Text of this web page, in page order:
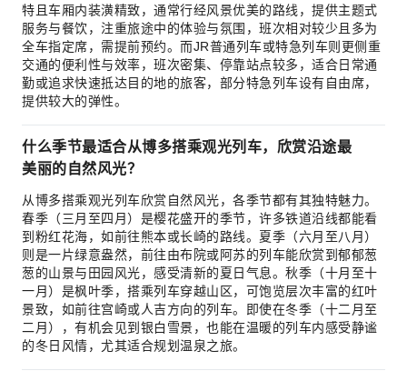
特且车厢内装潢精致，通常行经风景优美的路线，提供主题式
服务与餐饮，注重旅途中的体验与氛围，班次相对较少且多为
全车指定席，需提前预约。而JR普通列车或特急列车则更侧重
交通的便利性与效率，班次密集、停靠站点较多，适合日常通
勤或追求快速抵达目的地的旅客，部分特急列车设有自由席，
提供较大的弹性。
什么季节最适合从博多搭乘观光列车，欣赏沿途最
美丽的自然风光？
从博多搭乘观光列车欣赏自然风光，各季节都有其独特魅力。
春季（三月至四月）是樱花盛开的季节，许多铁道沿线都能看
到粉红花海，如前往熊本或长崎的路线。夏季（六月至八月）
则是一片绿意盎然，前往由布院或阿苏的列车能欣赏到郁郁葱
葱的山景与田园风光，感受清新的夏日气息。秋季（十月至十
一月）是枫叶季，搭乘列车穿越山区，可饱览层次丰富的红叶
景致，如前往宫崎或人吉方向的列车。即使在冬季（十二月至
二月），有机会见到银白雪景，也能在温暖的列车内感受静谧
的冬日风情，尤其适合规划温泉之旅。